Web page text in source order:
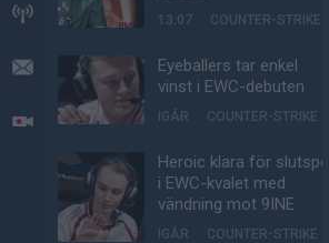
HÄNDELSER
MEDDELANDEN
LIVESÄNDNINGAR
13:07 COUNTER-STRIKE
Eyeballers tar enkel
vinst i EWC-debuten
IGÅR COUNTER-STRIKE
Heroic klara för slutspel
i EWC-kvalet med
vändning mot 9INE
IGÅR COUNTER-STRIKE